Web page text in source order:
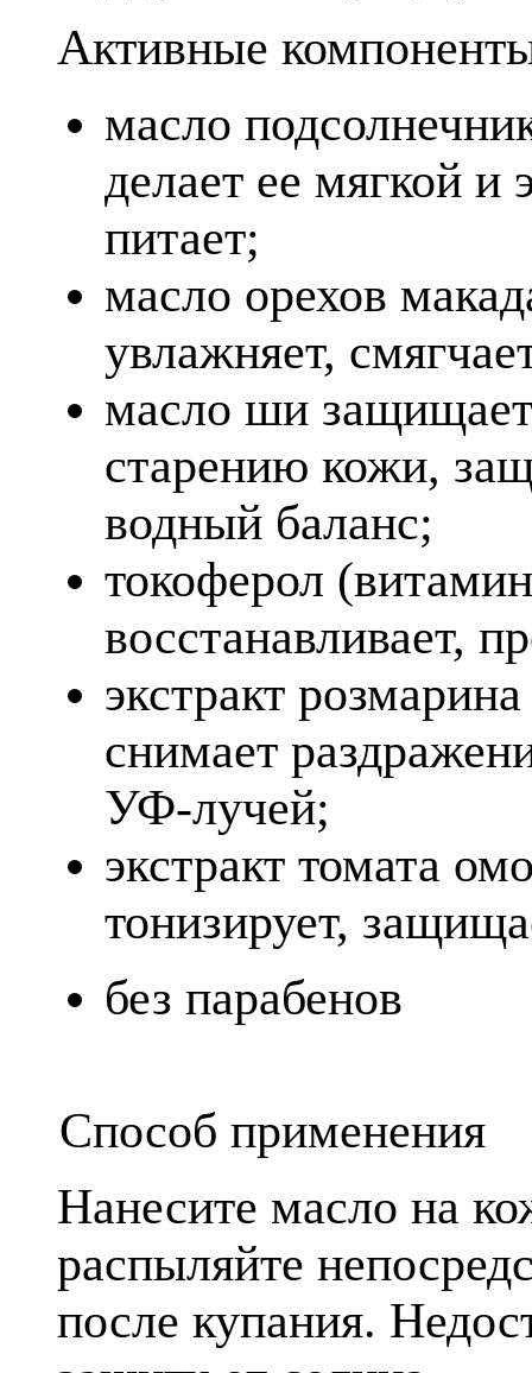
Активные
масло
делает ее мягкой и
питает;
масло орехов
увлажняет,
масло ши
старению кожи,
водный баланс;
токоферол
восстанавливает,
экстракт
снимает
УФ-лучей;
экстракт томата
тонизирует,
без парабенов
Способ применения
Нанесите масло на
распыляйте
после купания.